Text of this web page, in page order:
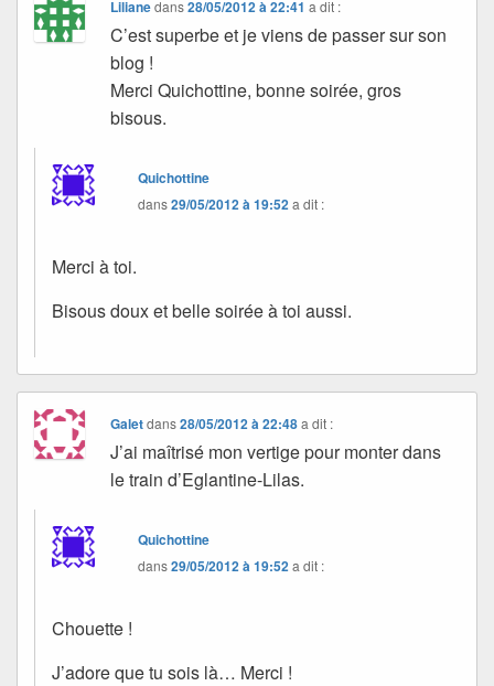
Lilianedans28/05/2012 à 22:41 a dit :
C’est superbe et je viens de passer sur son
blog !
Merci Quichottine, bonne soirée, gros
bisous.
Quichottine
dans29/05/2012 à 19:52 a dit :
Merci à toi.
Bisous doux et belle soirée à toi aussi.
Galetdans28/05/2012 à 22:48 a dit :
J’ai maîtrisé mon vertige pour monter dans
le train d’Eglantine-Lilas.
Quichottine
dans29/05/2012 à 19:52 a dit :
Chouette !
J’adore que tu sois là… Merci !